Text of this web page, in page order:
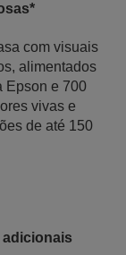
com visuais
alimentados
Epson e 700
vivas e
de até 150
adicionais